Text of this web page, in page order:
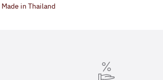
Made in Thailand